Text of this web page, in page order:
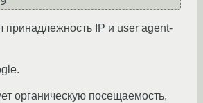
принадлежность IP и user agent-
органическую посещаемость,